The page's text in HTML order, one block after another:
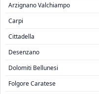
Arzignano Valchiampo
Carpi
Cittadella
Desenzano
Dolomiti Bellunesi
Folgore Caratese